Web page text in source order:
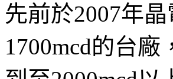
先前於2007年
1700mcd的台